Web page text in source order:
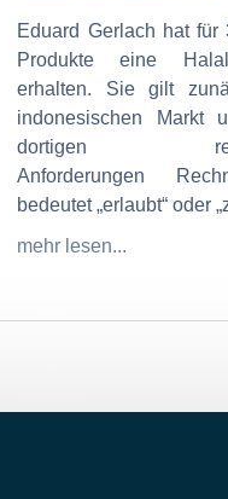
Eduard Gerlach hat für
Produkte eine Halal-
erhalten. Sie gilt
indonesischen Markt
dortigen
Anforderungen
bedeutet „erlaubt“ oder
mehr lesen...